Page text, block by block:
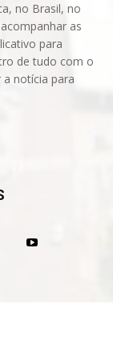
no Brasil, no
as
para
de tudo com o
notícia para